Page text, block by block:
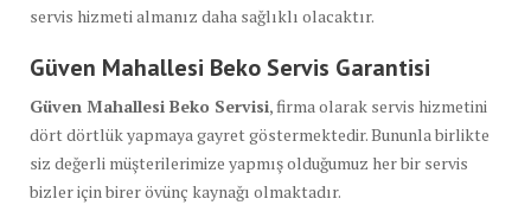
servis hizmeti almanız daha sağlıklı olacaktır.
Güven Mahallesi Beko Servis Garantisi
Güven Mahallesi Beko Servisi, firma olarak servis hizmetini
dört dörtlük yapmaya gayret göstermektedir. Bununla birlikte
siz değerli müşterilerimize yapmış olduğumuz her bir servis
bizler için birer övünç kaynağı olmaktadır.